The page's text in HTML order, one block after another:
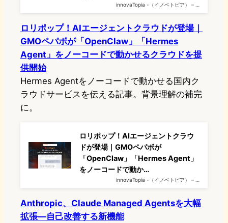
innovaTopia -（イノベトピア） – …
ロリポップ！AIエージェントクラウドが登場｜
GMOペパボが「OpenClaw」「Hermes
Agent」をノーコードで動かせるクラウドを提
供開始
Hermes Agentをノーコードで動かせる国内ク
ラウドサービスを伝える記事。背景理解の補完
に。
ロリポップ！AIエージェントクラウ
ドが登場｜GMOペパボが
「OpenClaw」「Hermes Agent」
をノーコードで動か…
innovaTopia -（イノベトピア） – …
Anthropic、Claude Managed Agentsを大幅
拡張―自己改善する新機能